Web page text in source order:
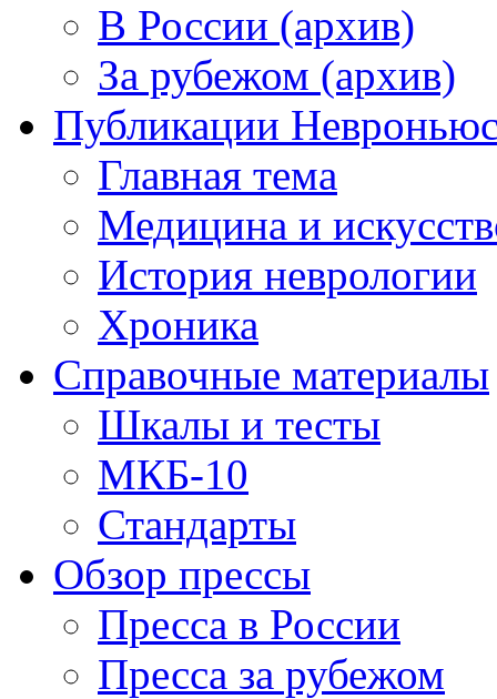
В России (архив)
За рубежом (архив)
Публикации
Главная тема
Медицина и
История неврологии
Хроника
Справочные материалы
Шкалы и тесты
МКБ-10
Стандарты
Обзор прессы
Пресса в России
Пресса за рубежом